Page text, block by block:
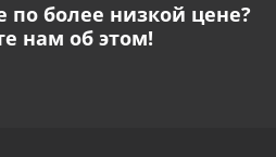
по более низкой цене?
нам об этом!